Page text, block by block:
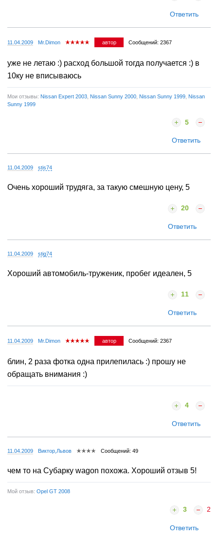
Ответить
11.04.2009 Mr.Dimon автор Сообщений: 2367
уже не летаю :) расход большой тогда получается :) в
10ку не вписываюсь
Мои отзывы: Nissan Expert 2003 Nissan Sunny 2000 Nissan Sunny 1999 Nissan
Sunny 1999
5
Ответить
11.04.2009 stis74
Очень хороший трудяга, за такую смешную цену, 5
20
Ответить
11.04.2009 stig74
Хороший автомобиль-труженик, пробег идеален, 5
11
Ответить
11.04.2009 Mr.Dimon автор Сообщений: 2367
блин, 2 раза фотка одна прилепилась :) прошу не
обращать внимания :)
4
Ответить
11.04.2009 Виктор,Львов Сообщений: 49
чем то на Субарку wagon похожа. Хороший отзыв 5!
Мой отзыв: Opel GT 2008
3 2
Ответить